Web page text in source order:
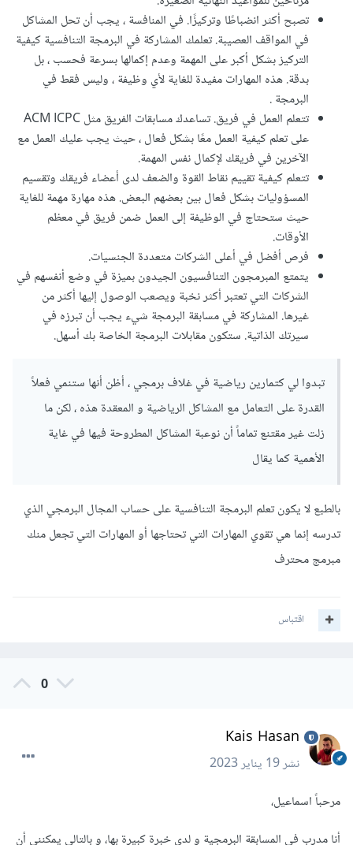
تصبح أكثر انضباطًا وتركيزًا. في المنافسة ، يجب أن تحل المشاكل
في المواقف العصيبة. تعلمك المشاركة في البرمجة التنافسية كيفية
التركيز بشكل أكبر على المهمة وعدم إكمالها بسرعة فحسب ، بل
بدقة. هذه المهارات مفيدة للغاية لأي وظيفة ، وليس فقط في
البرمجة .
تتعلم العمل في فريق. تساعدك مسابقات الفريق مثل ACM ICPC
على تعلم كيفية العمل معًا بشكل فعال ، حيث يجب عليك العمل مع
الآخرين في فريقك لإكمال نفس المهمة.
تتعلم كيفية تقييم نقاط القوة والضعف لدى أعضاء فريقك وتقسيم
المسؤوليات بشكل فعال بين بعضهم البعض. هذه مهارة مهمة للغاية
حيث ستحتاج في الوظيفة إلى العمل ضمن فريق في معظم
الأوقات.
فرص أفضل في أعلى الشركات متعددة الجنسيات.
يتمتع المبرمجون التنافسيون الجيدون بميزة في وضع أنفسهم في
الشركات التي تعتبر أكثر نخبة ويصعب الوصول إليها أكثر من
غيرها. المشاركة في مسابقة البرمجة شيء يجب أن تبرزه في
سيرتك الذاتية. ستكون مقابلات البرمجة الخاصة بك أسهل.
تبدوا لي كتمارين رياضية في غلاف برمجي ، أظن أنها ستنمي فعلاً
القدرة على التعامل مع المشاكل الرياضية و المعقدة هذه ، لكن ما
زلت غير مقتنع تماماً أن نوعبة المشاكل المطروحة فيها في غاية
الأهمية كما يقال
بالطبع لا يكون تعلم البرمجة التنافسية على حساب المجال البرمجي الذي
تدرسه إنما هي تقوي المهارات التي تحتاجها أو المهارات التي تجعل منك
مبرمج محترف
اقتباس
0
Kais Hasan
نشر19 يناير 2023
مرحباً اسماعيل،
أنا مدرب في المسابقة البرمجية و لدي خبرة كبيرة بها، و بالتالي يمكنني أن